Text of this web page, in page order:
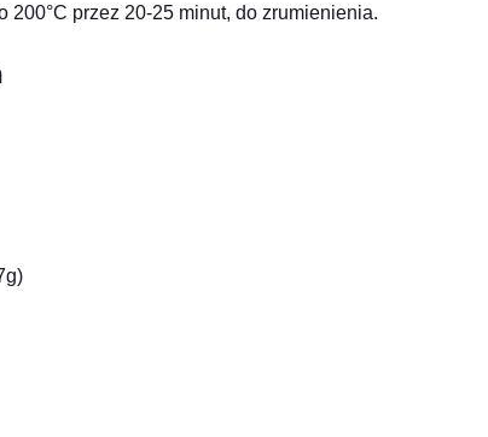
200°C przez 20-25 minut, do zrumienienia.